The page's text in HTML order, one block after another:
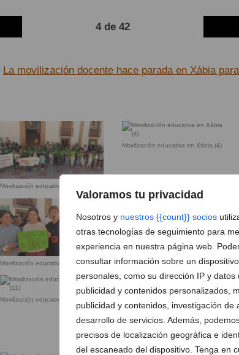
Valoramos tu privacidad
Nosotros y nuestros {{count}} socios
otras tecnologías de seguimiento para
experiencia en nuestra página web.
consultar información sobre un
personales, como su dirección IP y datos
publicidad y contenidos personalizados,
publicidad y contenidos, investigación de
desarrollo de servicios. Además,
precisos de localización geográfica e
del escaneado del dispositivo. Tenga en
4 de 42
La movilización docente hace parada en Xàbia
Movilización educativa en Xàbia (3)
Movilización educativa en Xàbia (4)
Movilización educativa en Xàbia (7) Movilización educativa en Xàbia (8)
Movilización educativa en Xàbia (11)